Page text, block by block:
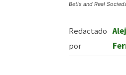
Betis and Real
Redactado
por